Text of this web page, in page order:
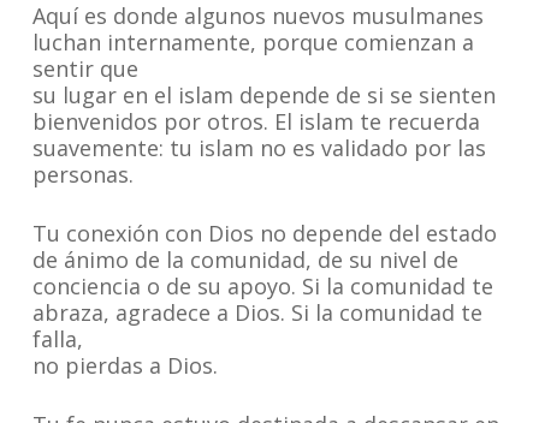
Aquí es donde algunos nuevos musulmanes
luchan internamente, porque comienzan a
sentir que
su lugar en el islam depende de si se sienten
bienvenidos por otros. El islam te recuerda
suavemente: tu islam no es validado por las
personas.
Tu conexión con Dios no depende del estado
de ánimo de la comunidad, de su nivel de
conciencia o de su apoyo. Si la comunidad te
abraza, agradece a Dios. Si la comunidad te
falla,
no pierdas a Dios.